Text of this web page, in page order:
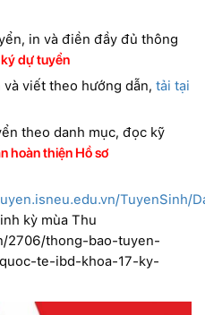
in và điền đầy đủ thông
dự tuyển
viết theo hướng dẫn, tải tại
theo danh mục, đọc kỹ
hoàn thiện Hồ sơ
TuyenSinh/
kỳ mùa Thu
2706/thong-bao-tuyen-
te-ibd-khoa-17-ky-